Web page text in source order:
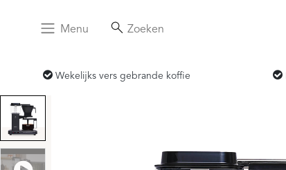
Menu Zoeken
Wekelijks vers gebrande koffie